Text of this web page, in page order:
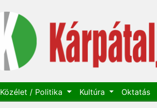
Közélet / Politika Kultúra Oktatás